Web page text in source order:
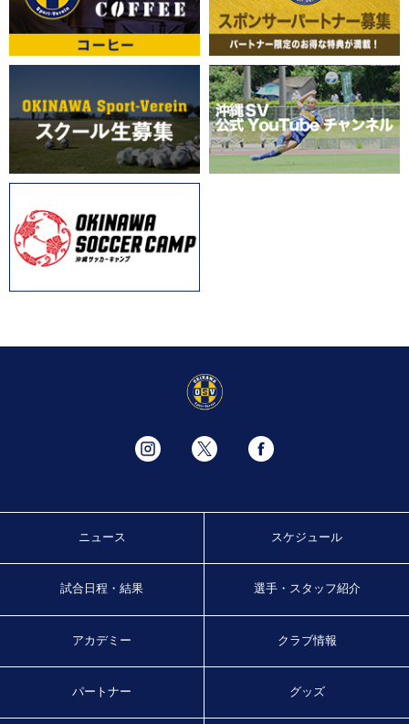
ニュース スケジュール
試合日程・結果 選手・スタッフ紹介
アカデミー クラブ情報
パートナー グッズ